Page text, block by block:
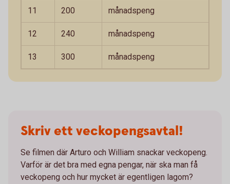
11 200 månadspeng
12 240 månadspeng
13 300 månadspeng
Skriv ett veckopengsavtal!
Se filmen där Arturo och William snackar veckopeng.
Varför är det bra med egna pengar, när ska man få
veckopeng och hur mycket är egentligen lagom?